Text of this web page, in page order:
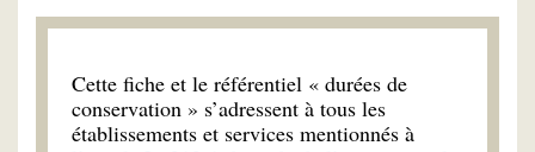
Cette fiche et le référentiel « durées de
conservation » s’adressent à tous les
établissements et services mentionnés à